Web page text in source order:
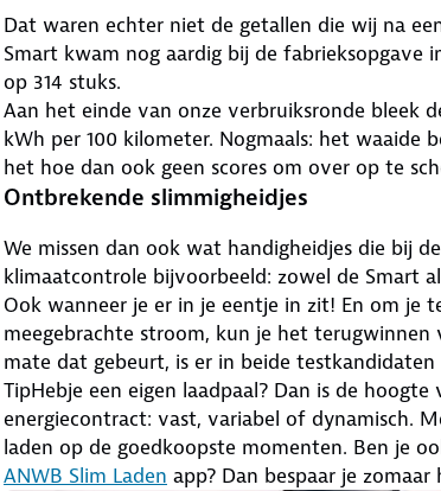
Dat waren echter niet de getallen die wij na
Smart kwam nog aardig bij de
op 314 stuks.
Aan het einde van onze verbruiksronde bleek
kWh per 100 kilometer. Nogmaals: het waaide
het hoe dan ook geen scores om over op te
Ontbrekende slimmigheidjes
We missen dan ook wat handigheidjes die bij
klimaatcontrole bijvoorbeeld: zowel de Smart
Ook wanneer je er in je eentje in zit! En om je
meegebrachte stroom, kun je het
mate dat gebeurt, is er in beide
TipHebje een eigen laadpaal? Dan is de
energiecontract: vast, variabel of dynamisch.
laden op de goedkoopste momenten. Ben je
ANWB Slim Laden app? Dan bespaar je